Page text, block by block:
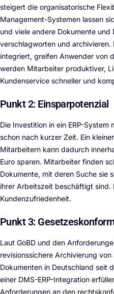
steigert die organisatorische
Management-Systemen lassen
und viele andere Dokumente und
verschlagworten und archivieren.
integriert, greifen Anwender von
werden Mitarbeiter produktiver,
Kundenservice schneller und
Punkt 2: Einsparpotenzial
Die Investition in ein ERP-
schon nach kurzer Zeit. Ein
Mitarbeitern kann dadurch
Euro sparen. Mitarbeiter finden
Dokumente, mit deren Suche sie
ihrer Arbeitszeit beschäftigt
Kundenzufriedenheit.
Punkt 3:
Laut GoBD und den
revisionssichere Archivierung
Dokumenten in Deutschland seit
einer DMS-ERP-Integration
Anforderungen an den